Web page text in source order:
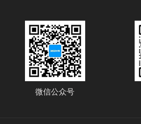
微信公众号